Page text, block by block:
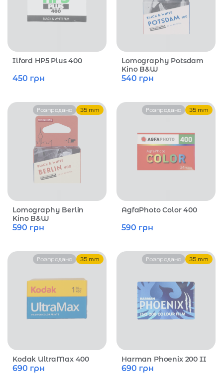
Ilford HP5 Plus 400
450 грн
Lomography Potsdam
Kino B&W
540 грн
Розпродано 35 mm
Lomography Berlin
Kino B&W
590 грн
Розпродано 35 mm
AgfaPhoto Color 400
590 грн
Розпродано 35 mm
Kodak UltraMax 400
690 грн
Розпродано 35 mm
Harman Phoenix 200 II
690 грн